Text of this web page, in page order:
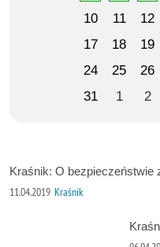
10
11 12
17
18 19
24
25 26
31
1 2
Kraśnik: O bezpieczeństwie
11.04.2019 Kraśnik